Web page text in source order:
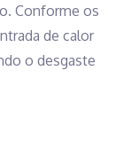
Conforme os
de calor
o desgaste